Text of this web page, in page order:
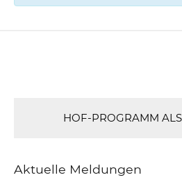
HOF-PROGRAMM
Aktuelle Meldungen